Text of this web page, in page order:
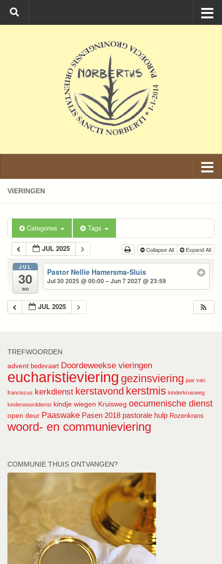
Ga naar de inhoud
VIERINGEN
Categories Tags
JUL 2025 Collapse All Expand All
JUL
30
wo
Pastor Nellie Hamersma-Sluis
Jul 30 2025 @ 00:00 – Jun 7 2027 @ 23:59
JUL 2025
TREFWOORDEN
advent bedevaart Doordeweekse vieringen
eucharistieviering gezinsviering jaar van
franciscus kerkdienst kerstavond kerstmis kinderkruisweg
kinderwoorddienst kindje wiegen Kruisweg oecumenische dienst
open deur Paaswake Pasen 2018 pastorale hulp Rozenkrans
woord- en communieviering
COMMUNIE THUIS ONTVANGEN?